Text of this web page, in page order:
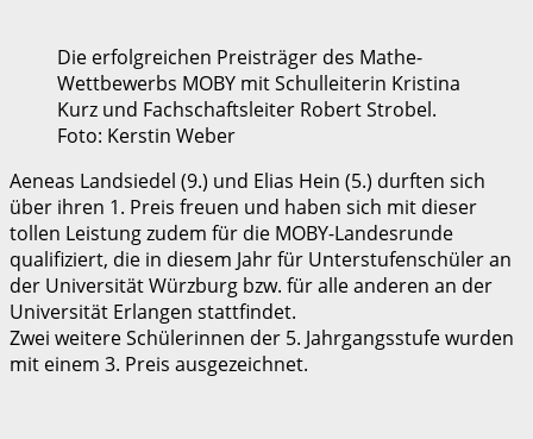
Die erfolgreichen Preisträger des Mathe-
Wettbewerbs MOBY mit Schulleiterin Kristina
Kurz und Fachschaftsleiter Robert Strobel.
Foto: Kerstin Weber
Aeneas Landsiedel (9.) und Elias Hein (5.) durften sich
über ihren 1. Preis freuen und haben sich mit dieser
tollen Leistung zudem für die MOBY-Landesrunde
qualifiziert, die in diesem Jahr für Unterstufenschüler an
der Universität Würzburg bzw. für alle anderen an der
Universität Erlangen stattfindet.
Zwei weitere Schülerinnen der 5. Jahrgangsstufe wurden
mit einem 3. Preis ausgezeichnet.